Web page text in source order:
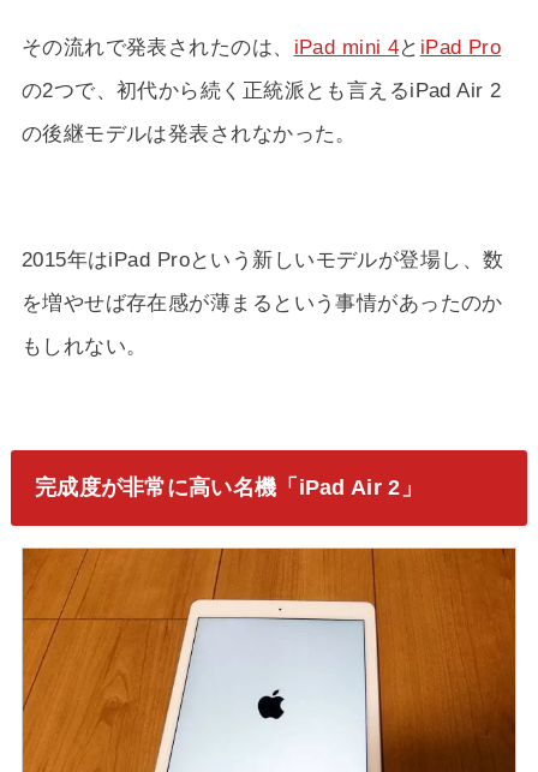
その流れで発表されたのは、 iPad mini 4と iPad Pro
の2つで、初代から続く正統派とも言えるiPad Air 2
の後継モデルは発表されなかった。
2015年はiPad Proという新しいモデルが登場し、数
を増やせば存在感が薄まるという事情があったのか
もしれない。
完成度が非常に高い名機「iPad Air 2」